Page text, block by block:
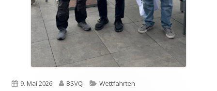
Veröffentlicht
9. Mai 2026 Autor
BSVQ Kategorien
Wettfahrten